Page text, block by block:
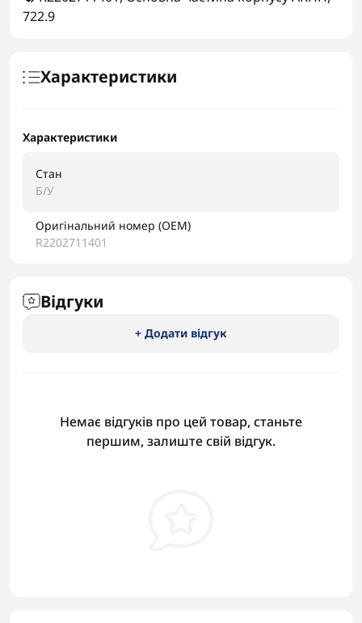
722.9
Характеристики
Характеристики
Стан
Б/У
Оригінальний номер (OEM)
R2202711401
Відгуки
+ Додати відгук
Немає відгуків про цей товар, станьте
першим, залиште свій відгук.